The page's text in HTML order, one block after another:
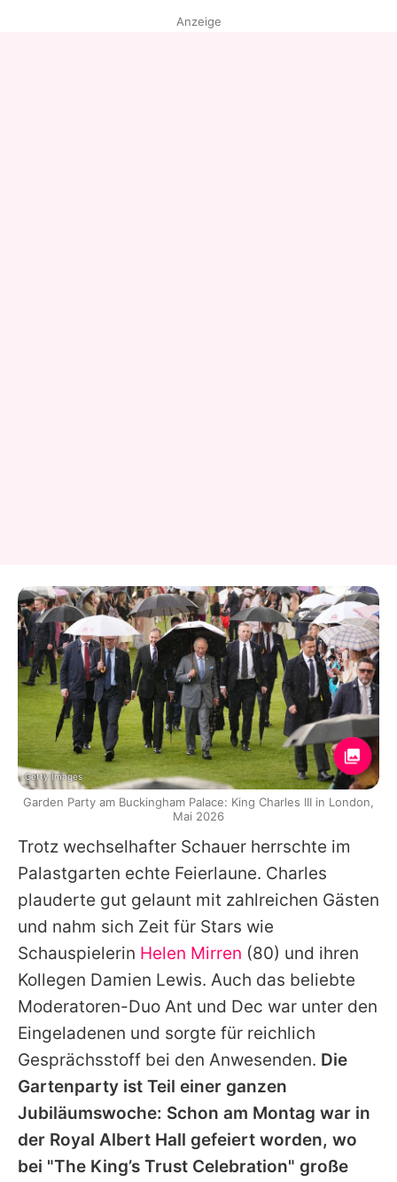
Trotz wechselhafter Schauer herrschte im
Palastgarten echte Feierlaune. Charles
plauderte gut gelaunt mit zahlreichen Gästen
und nahm sich Zeit für Stars wie
Schauspielerin Helen Mirren (80) und ihren
Kollegen Damien Lewis. Auch das beliebte
Moderatoren-Duo Ant und Dec war unter den
Eingeladenen und sorgte für reichlich
Gesprächsstoff bei den Anwesenden. Die
Gartenparty ist Teil einer ganzen
Jubiläumswoche: Schon am Montag war in
der Royal Albert Hall gefeiert worden, wo
bei "The King’s Trust Celebration" große
Anzeige
Getty Images
Garden Party am Buckingham Palace: King Charles III in London,
Mai 2026